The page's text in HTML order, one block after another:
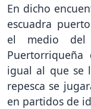
En dicho
escuadra
el medio del
igual al que se
repesca se
en partidos de